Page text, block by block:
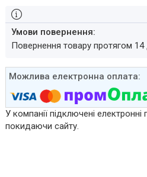
повернення товару протягом 14
У компанії підключені
покидаючи сайту.